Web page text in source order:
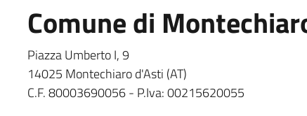
Comune di
Piazza Umberto I, 9
14025 Montechiaro d'Asti (AT)
C.F. 80003690056 - P.Iva: 00215620055